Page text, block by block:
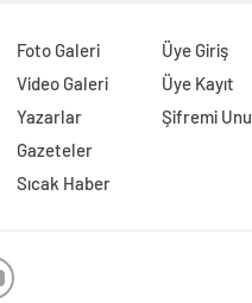
Foto Galeri
Video Galeri
Yazarlar
Gazeteler
Sıcak Haber
Üye Giriş
Üye Kayıt
Şifremi